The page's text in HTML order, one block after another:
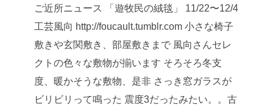
ご近所ニュース
「遊牧民の絨毯」 11/22〜12/4
工芸風向 http://foucault.tumblr.com 小さな椅子
敷きや玄関敷き、部屋敷きまで 風向さんセレ
クトの色々な敷物が揃います そろそろ冬支
度、暖かそうな敷物、是非 さっき窓ガラスが
ビリビリって鳴った 震度3だったみたい。。古